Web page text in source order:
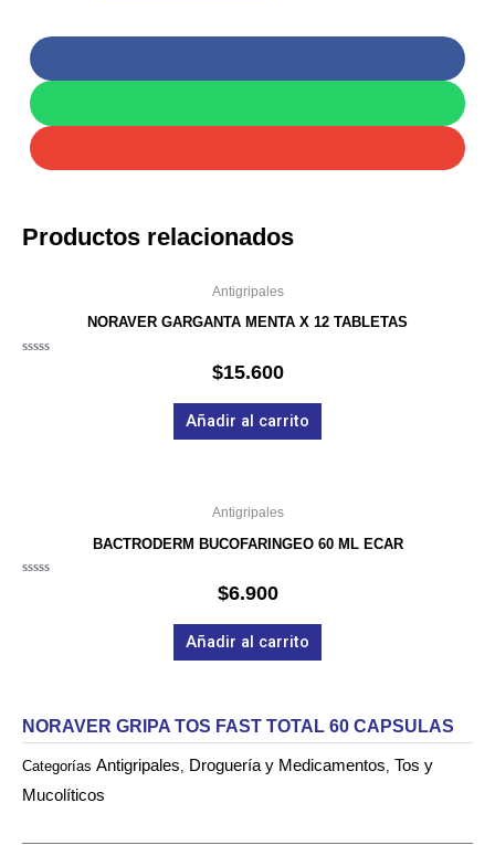
Productos relacionados
Antigripales
NORAVER GARGANTA MENTA X 12 TABLETAS
$15.600
Añadir al carrito
Antigripales
BACTRODERM BUCOFARINGEO 60 ML ECAR
$6.900
Añadir al carrito
NORAVER GRIPA TOS FAST TOTAL 60 CAPSULAS
Categorías Antigripales, Droguería y Medicamentos, Tos y
Mucolíticos